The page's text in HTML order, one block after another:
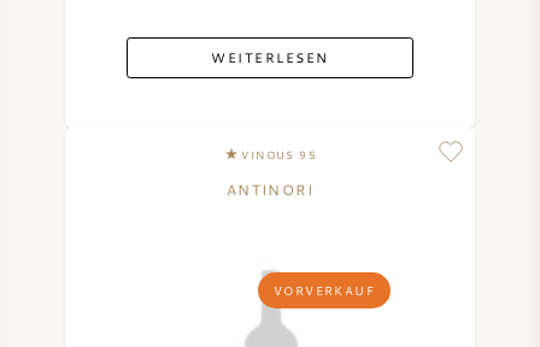
WEITERLESEN
VINOUS 95
VORVERKAUF
ANTINORI